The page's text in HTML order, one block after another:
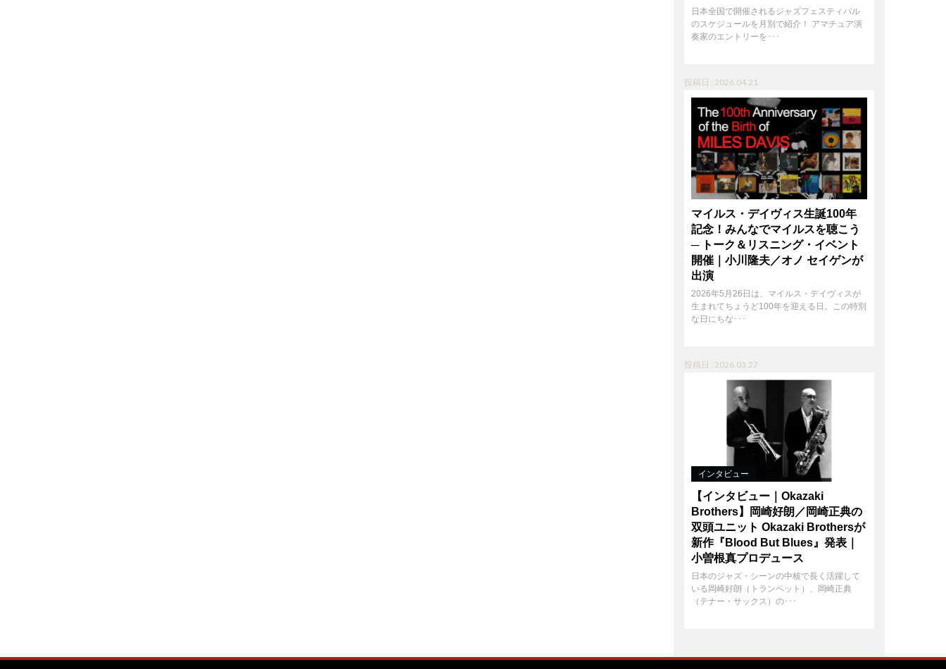
日本全国で開催されるジャズフェスティバル
のスケジュールを月別で紹介！ アマチュア演
奏家のエントリーを･･･
投稿日 : 2026.04.21
マイルス・デイヴィス生誕100年
記念！みんなでマイルスを聴こう
─ トーク＆リスニング・イベント
開催｜小川隆夫／オノ セイゲンが
出演
2026年5月26日は、マイルス・デイヴィスが
生まれてちょうど100年を迎える日。この特別
な日にちな･･･
投稿日 : 2026.03.27
インタビュー
【インタビュー｜Okazaki
Brothers】岡崎好朗／岡崎正典の
双頭ユニット Okazaki Brothersが
新作『Blood But Blues』発表｜
小曽根真プロデュース
日本のジャズ・シーンの中核で長く活躍して
いる岡崎好朗（トランペット）、岡崎正典
（テナー・サックス）の･･･